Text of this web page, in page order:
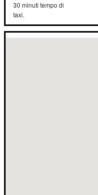
30 minuti tempo di
taxi.